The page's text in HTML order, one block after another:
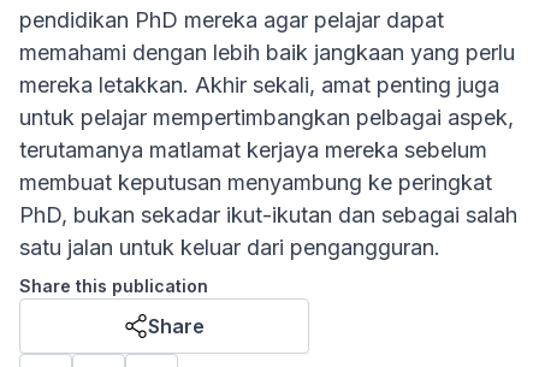
pendidikan PhD mereka agar pelajar dapat
memahami dengan lebih baik jangkaan yang perlu
mereka letakkan. Akhir sekali, amat penting juga
untuk pelajar mempertimbangkan pelbagai aspek,
terutamanya matlamat kerjaya mereka sebelum
membuat keputusan menyambung ke peringkat
PhD, bukan sekadar ikut-ikutan dan sebagai salah
satu jalan untuk keluar dari pengangguran.
Share this publication
Share